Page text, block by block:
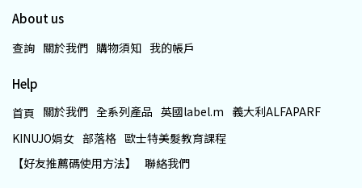
About us
查詢 關於我們 購物須知 我的帳戶
Help
首頁 關於我們 全系列產品 英國label.m 義大利ALFAPARF
KINUJO娟女 部落格 歐士特美髮教育課程
【好友推薦碼使用方法】
聯絡我們